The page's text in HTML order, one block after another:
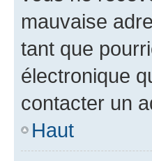
mauvaise
tant que
électronique
contacter un
Haut